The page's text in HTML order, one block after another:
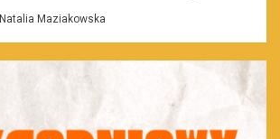
Natalia Maziakowska